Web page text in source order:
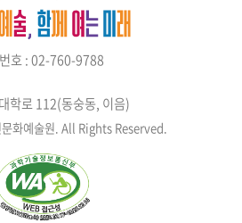
호 : 02-760-9788
학로 112(동숭동, 이음)
화예술원. All Rights Reserved.